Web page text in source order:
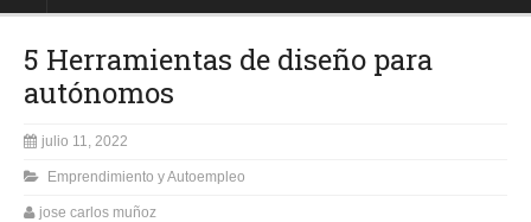
5 Herramientas de diseño para
autónomos
julio 11, 2022
Emprendimiento y Autoempleo
jose carlos muñoz